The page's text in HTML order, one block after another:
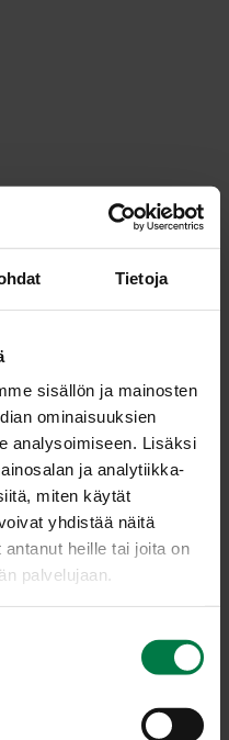
Tietoja
sisällön ja mainosten
ominaisuuksien
analysoimiseen. Lisäksi
ja analytiikka-
miten käytät
yhdistää näitä
heille tai joita on
palvelujaan.
ja laakerinlehteä kannen
ovat kypsiä.
keitto
hienontuvat
kiehahtaa koko ajan
ja hienonnetulla
persiljasilpulla. Jos